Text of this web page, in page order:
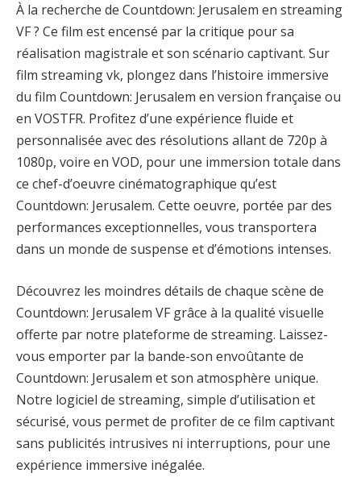
À la recherche de Countdown: Jerusalem en streaming
VF ? Ce film est encensé par la critique pour sa
réalisation magistrale et son scénario captivant. Sur
film streaming vk, plongez dans l’histoire immersive
du film Countdown: Jerusalem en version française ou
en VOSTFR. Profitez d’une expérience fluide et
personnalisée avec des résolutions allant de 720p à
1080p, voire en VOD, pour une immersion totale dans
ce chef-d’oeuvre cinématographique qu’est
Countdown: Jerusalem. Cette oeuvre, portée par des
performances exceptionnelles, vous transportera
dans un monde de suspense et d’émotions intenses.
Découvrez les moindres détails de chaque scène de
Countdown: Jerusalem VF grâce à la qualité visuelle
offerte par notre plateforme de streaming. Laissez-
vous emporter par la bande-son envoûtante de
Countdown: Jerusalem et son atmosphère unique.
Notre logiciel de streaming, simple d’utilisation et
sécurisé, vous permet de profiter de ce film captivant
sans publicités intrusives ni interruptions, pour une
expérience immersive inégalée.